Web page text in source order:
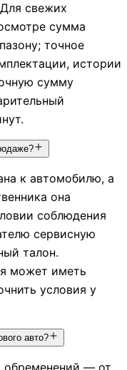
свежих
сумма
точное
истории
сумму
к автомобилю, а
она
соблюдения
сервисную
талон.
может иметь
условия у
авто?